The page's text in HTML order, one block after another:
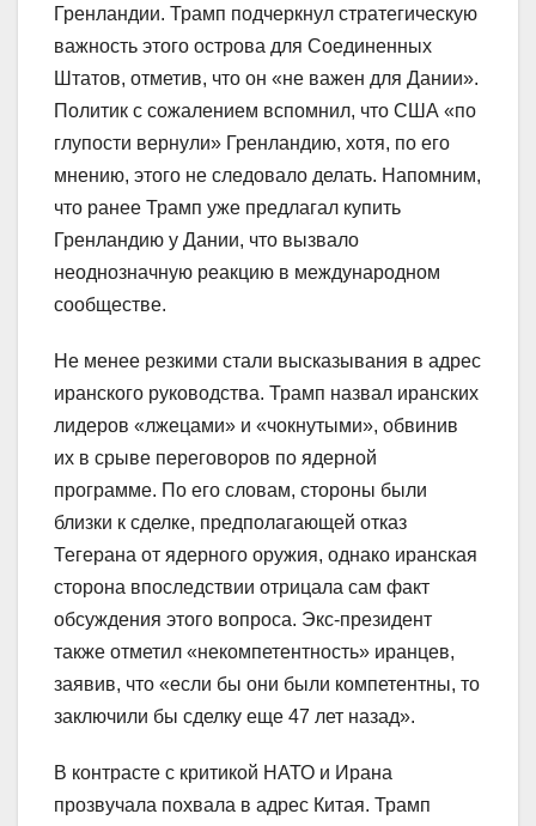
Гренландии. Трамп подчеркнул стратегическую
важность этого острова для Соединенных
Штатов, отметив, что он «не важен для Дании».
Политик с сожалением вспомнил, что США «по
глупости вернули» Гренландию, хотя, по его
мнению, этого не следовало делать. Напомним,
что ранее Трамп уже предлагал купить
Гренландию у Дании, что вызвало
неоднозначную реакцию в международном
сообществе.
Не менее резкими стали высказывания в адрес
иранского руководства. Трамп назвал иранских
лидеров «лжецами» и «чокнутыми», обвинив
их в срыве переговоров по ядерной
программе. По его словам, стороны были
близки к сделке, предполагающей отказ
Тегерана от ядерного оружия, однако иранская
сторона впоследствии отрицала сам факт
обсуждения этого вопроса. Экс-президент
также отметил «некомпетентность» иранцев,
заявив, что «если бы они были компетентны, то
заключили бы сделку еще 47 лет назад».
В контрасте с критикой НАТО и Ирана
прозвучала похвала в адрес Китая. Трамп